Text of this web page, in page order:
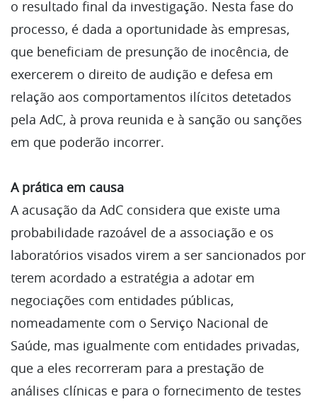
o resultado final da investigação. Nesta fase do
processo, é dada a oportunidade às empresas,
que beneficiam de presunção de inocência, de
exercerem o direito de audição e defesa em
relação aos comportamentos ilícitos detetados
pela AdC, à prova reunida e à sanção ou sanções
em que poderão incorrer.
A prática em causa
A acusação da AdC considera que existe uma
probabilidade razoável de a associação e os
laboratórios visados virem a ser sancionados por
terem acordado a estratégia a adotar em
negociações com entidades públicas,
nomeadamente com o Serviço Nacional de
Saúde, mas igualmente com entidades privadas,
que a eles recorreram para a prestação de
análises clínicas e para o fornecimento de testes